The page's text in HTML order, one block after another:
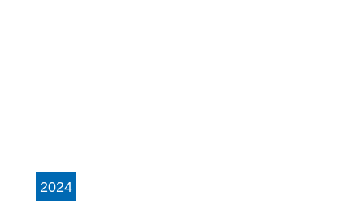
2024